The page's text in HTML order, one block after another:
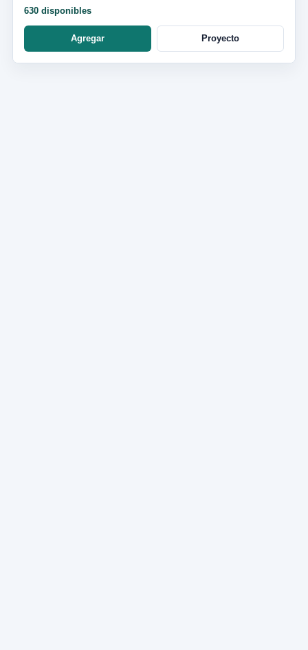
630 disponibles
Agregar Proyecto